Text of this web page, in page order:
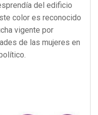
del edificio
color es reconocido
vigente por
de las mujeres en